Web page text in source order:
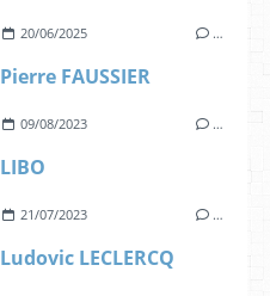
20/06/2025 …
Pierre FAUSSIER
09/08/2023 …
LIBO
21/07/2023 …
Ludovic LECLERCQ